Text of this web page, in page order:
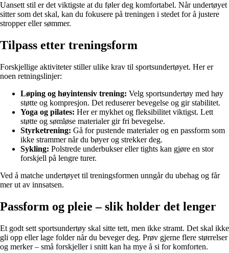
Uansett stil er det viktigste at du føler deg komfortabel. Når undertøyet
sitter som det skal, kan du fokusere på treningen i stedet for å justere
stropper eller sømmer.
Tilpass etter treningsform
Forskjellige aktiviteter stiller ulike krav til sportsundertøyet. Her er
noen retningslinjer:
Løping og høyintensiv trening: Velg sportsundertøy med høy
støtte og kompresjon. Det reduserer bevegelse og gir stabilitet.
Yoga og pilates: Her er mykhet og fleksibilitet viktigst. Lett
støtte og sømløse materialer gir fri bevegelse.
Styrketrening: Gå for pustende materialer og en passform som
ikke strammer når du bøyer og strekker deg.
Sykling: Polstrede underbukser eller tights kan gjøre en stor
forskjell på lengre turer.
Ved å matche undertøyet til treningsformen unngår du ubehag og får
mer ut av innsatsen.
Passform og pleie – slik holder det lenger
Et godt sett sportsundertøy skal sitte tett, men ikke stramt. Det skal ikke
gli opp eller lage folder når du beveger deg. Prøv gjerne flere størrelser
og merker – små forskjeller i snitt kan ha mye å si for komforten.